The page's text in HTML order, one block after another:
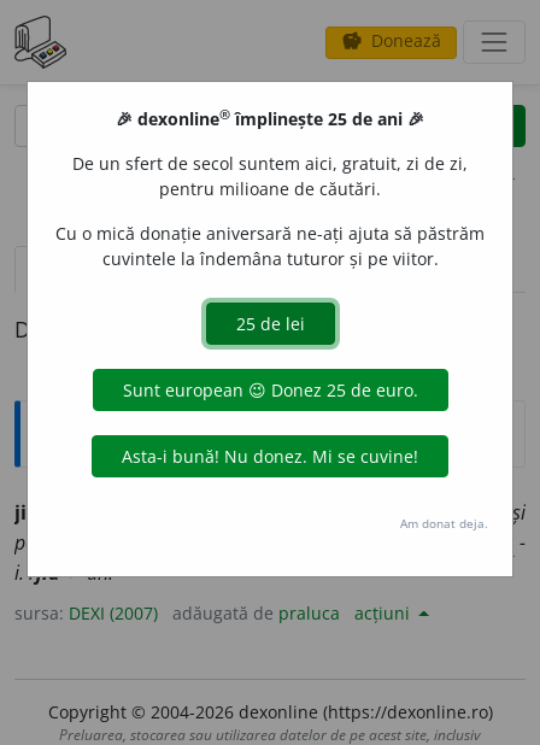
savings Donează
clear
opțiuni
definiții (1) pronunțievolume_up (1)
Definiția cu ID-ul 1382312:
Explicative DEX
jid
Dacă un grec sau un jidan nu-și
poate plăti datoriile dă faliment și s-a încheiat
-
i. /jid+ -an.
sursa: DEXI (2007) adăugată de praluca acțiuni
Copyright © 2004-2026 dexonline (https://dexonline.ro)
Preluarea, stocarea sau utilizarea datelor de pe acest site, inclusiv
🎉 dexonline® împlinește 25 de ani 🎉
De un sfert de secol suntem aici, gratuit, zi de zi,
pentru milioane de căutări.
Cu o mică donație aniversară ne-ați ajuta să păstrăm
cuvintele la îndemâna tuturor și pe viitor.
Am donat deja.